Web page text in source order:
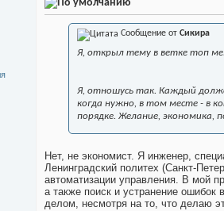
Сообщение от Сикира
Я, открыл тему в ветке топ
Я, отношусь так. Каждый
когда нужно, в том месте - в
порядке. Желание, экономика,
Нет, не экономист. Я инженер,
Ленинградский политех (Санкт-
автоматизации управления. В мой
а также поиск и устранение
делом, несмотря на то, что делаю